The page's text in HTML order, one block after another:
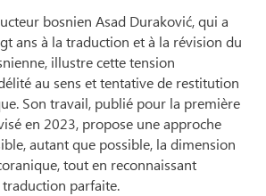
bosnien Asad Duraković, qui a
ans à la traduction et à la révision du
illustre cette tension
au sens et tentative de restitution
Son travail, publié pour la première
en 2023, propose une approche
autant que possible, la dimension
tout en reconnaissant
traduction parfaite.